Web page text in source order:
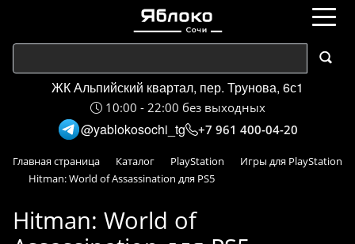
ЖК Альпийский квартал, пер. Трунова, 6с1
10:00 - 22:00 без выходных
@yablokosochi_tg +7 961 400-04-20
Главная страница Каталог PlayStation
Игры для PlayStation
Hitman: World of Assassination для PS5
Hitman: World of